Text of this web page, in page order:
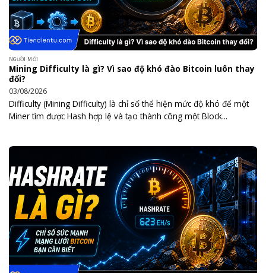
NGƯỜI MỚI
Mining Difficulty là gì? Vì sao độ khó đào Bitcoin luôn thay
đổi?
03/08/2026
Difficulty (Mining Difficulty) là chỉ số thể hiện mức độ khó để một
Miner tìm được Hash hợp lệ và tạo thành công một Block...